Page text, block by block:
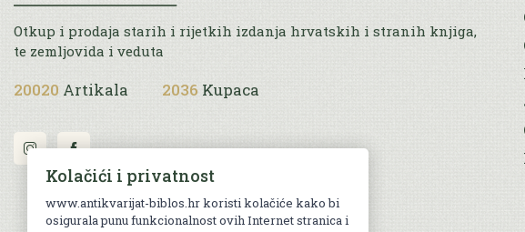
Otkup i prodaja starih i rijetkih izdanja hrvatskih i stranih knjiga,
te zemljovida i veduta
20020 Artikala 2036 Kupaca
Kolačići i privatnost
www.antikvarijat-biblos.hr koristi kolačiće kako bi
osigurala punu funkcionalnost ovih Internet stranica i